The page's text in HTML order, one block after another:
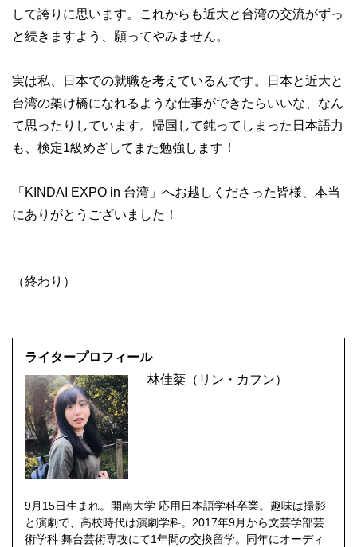
して誇りに思います。これからも近大と台湾の交流がずっ
と続きますよう、願ってやみません。
実は私、日本での就職を考えているんです。日本と近大と
台湾の架け橋になれるような仕事ができたらいいな、なん
て思ったりしています。帰国して鈍ってしまった日本語力
も、検定1級めざしてまた勉強します！
「KINDAI EXPO in 台湾」へお越しくださった皆様、本当
にありがとうございました！
（終わり）
ライタープロフィール
林佳棻（リン・カフン）
9月15日生まれ。開南大学 応用日本語学科卒業。趣味は撮影
と演劇で、高校時代は演劇学科。2017年9月から文芸学部芸
術学科 舞台芸術専攻にて1年間の交換留学。同年にオーディ